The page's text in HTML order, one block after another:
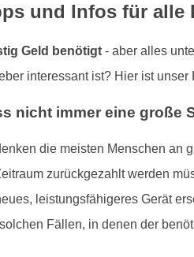
und Infos für alle
Geld benötigt- aber alles
interessant ist? Hier ist unser
nicht immer eine große
die meisten Menschen
zurückgezahlt werden
leistungsfähigeres Gerät
Fällen, in denen der